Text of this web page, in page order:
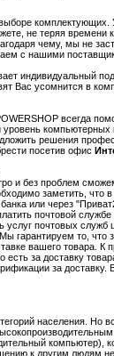
не теряя времени
чему, мы не
с нашими
индивидуальный
Вас усомнится в
всегда
решения
посетив офис
и без проблем
заметить, что
или через
почтовой
почтовых
то, что
вашего товара. К
за доставку
за
населения. Но
компьютер),
к другим людям